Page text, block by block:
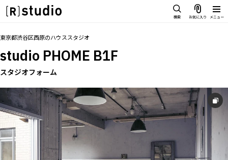
検索 お気に入り メニュー
雰囲気で探したい
SCENE
部屋ごとに写真で見比べたい
VARIATION
ひとつのスタジオであれもこれも
スタジオを探す
雰囲気で探したい
SCENE
部屋ごとに写真で見比べたい
VARIATION
ひとつのスタジオであれもこれも
LOCATION
カフェやオフィスなどロケシーンも
SIZE&PRICE
広さと利用料金で探す
トップ 料金 設備 オプション
東京都渋谷区西原のハウススタジオ
studio PHOME B1F
スタジオフォーム